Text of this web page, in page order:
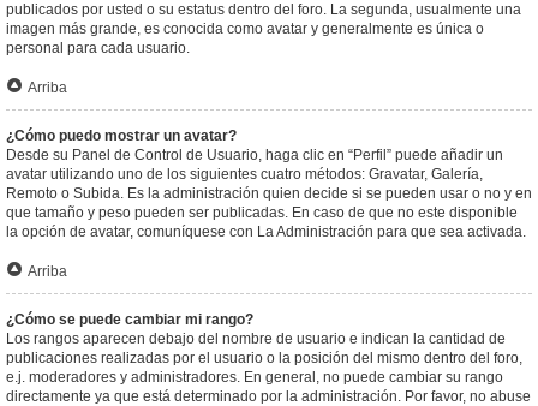
publicados por usted o su estatus dentro del foro. La segunda, usualmente una
imagen más grande, es conocida como avatar y generalmente es única o
personal para cada usuario.
Arriba
¿Cómo puedo mostrar un avatar?
Desde su Panel de Control de Usuario, haga clic en “Perfil” puede añadir un
avatar utilizando uno de los siguientes cuatro métodos: Gravatar, Galería,
Remoto o Subida. Es la administración quien decide si se pueden usar o no y en
que tamaño y peso pueden ser publicadas. En caso de que no este disponible
la opción de avatar, comuníquese con La Administración para que sea activada.
Arriba
¿Cómo se puede cambiar mi rango?
Los rangos aparecen debajo del nombre de usuario e indican la cantidad de
publicaciones realizadas por el usuario o la posición del mismo dentro del foro,
e.j. moderadores y administradores. En general, no puede cambiar su rango
directamente ya que está determinado por la administración. Por favor, no abuse